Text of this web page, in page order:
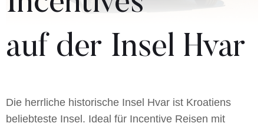
auf der Insel Hvar
Die herrliche historische Insel Hvar ist Kroatiens
beliebteste Insel. Ideal für Incentive Reisen mit